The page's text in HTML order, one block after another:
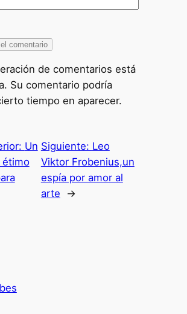
de comentarios está
Su comentario podría
tiempo en aparecer.
Un
étimo
Siguiente: Leo
Viktor Frobenius,un
espía por amor al
arte
→